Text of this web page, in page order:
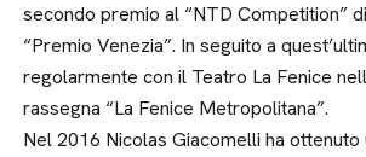
secondo premio al “NTD Competition”
“Premio Venezia”. In seguito a
regolarmente con il Teatro La Fenice
rassegna “La Fenice Metropolitana”.
Nel 2016 Nicolas Giacomelli ha